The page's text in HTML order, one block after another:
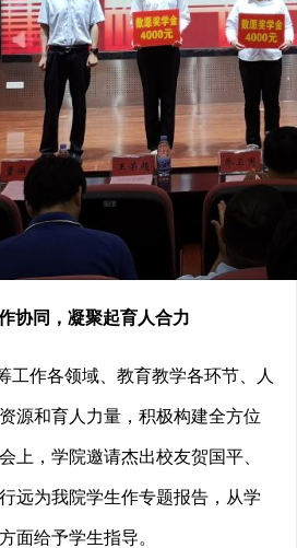
协同，凝聚起育人合力
作各领域、教育教学各环节、人
源和育人力量，积极构建全方位
上，学院邀请杰出校友贺国平、
远为我院学生作专题报告，从学
面给予学生指导。